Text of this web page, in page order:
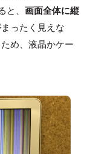
、 画面全体に縦
ったく見えな
め、液晶かケー